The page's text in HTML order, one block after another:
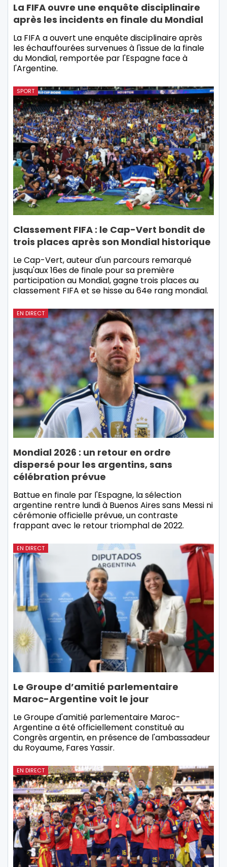
La FIFA ouvre une enquête disciplinaire
après les incidents en finale du Mondial
La FIFA a ouvert une enquête disciplinaire après
les échauffourées survenues à l'issue de la finale
du Mondial, remportée par l'Espagne face à
l'Argentine.
SPORT
Classement FIFA : le Cap-Vert bondit de
trois places après son Mondial historique
Le Cap-Vert, auteur d'un parcours remarqué
jusqu'aux 16es de finale pour sa première
participation au Mondial, gagne trois places au
classement FIFA et se hisse au 64e rang mondial.
EN DIRECT
Mondial 2026 : un retour en ordre
dispersé pour les argentins, sans
célébration prévue
Battue en finale par l'Espagne, la sélection
argentine rentre lundi à Buenos Aires sans Messi ni
cérémonie officielle prévue, un contraste
frappant avec le retour triomphal de 2022.
EN DIRECT
Le Groupe d’amitié parlementaire
Maroc-Argentine voit le jour
Le Groupe d'amitié parlementaire Maroc-
Argentine a été officiellement constitué au
Congrès argentin, en présence de l'ambassadeur
du Royaume, Fares Yassir.
EN DIRECT